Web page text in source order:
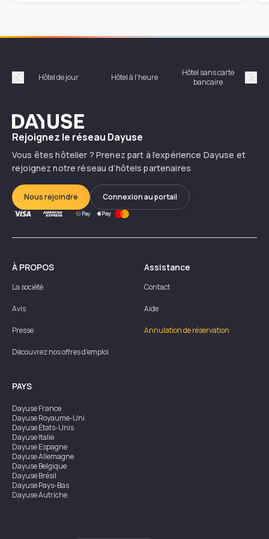
Précédent
Hôtel de jour Hôtel à l'heure
Hôtel sans carte
bancaire
Dayuse
Rejoignez le réseau Dayuse
Vous êtes hôtelier ? Prenez part à l’expérience Dayuse et
rejoignez notre réseau d’hôtels partenaires
Nous rejoindre Connexion au portail
À PROPOS
La société
Avis
Presse
Découvrez nos offres d'emploi
Assistance
Contact
Aide
Annulation de réservation
PAYS
DayuseFrance
DayuseRoyaume-Uni
DayuseÉtats-Unis
DayuseItalie
DayuseEspagne
DayuseAllemagne
DayuseBelgique
DayuseBrésil
DayusePays-Bas
DayuseAutriche